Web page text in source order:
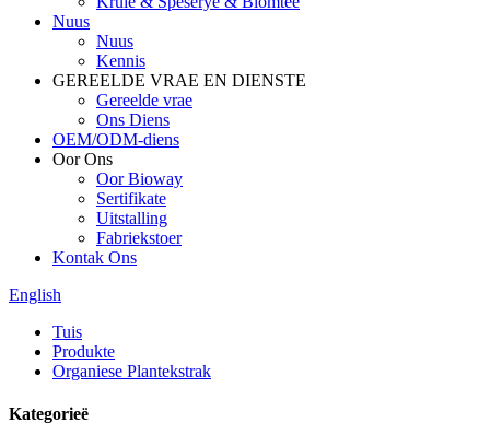
Nuus
Nuus
Kennis
GEREELDE VRAE EN DIENSTE
Gereelde vrae
Ons Diens
OEM/ODM-diens
Oor Ons
Oor Bioway
Sertifikate
Uitstalling
Fabriekstoer
Kontak Ons
English
Tuis
Produkte
Organiese Plantekstrak
Kategorieë